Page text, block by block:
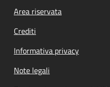
Footer menu
Area riservata
Crediti
Informativa privacy
Note legali